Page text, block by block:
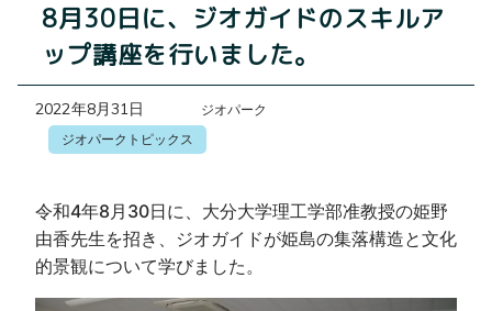
8月30日に、ジオガイドのスキルア
ップ講座を行いました。
2022年8月31日
ジオパーク
ジオパークトピックス
令和4年8月30日に、大分大学理工学部准教授の姫野
由香先生を招き、ジオガイドが姫島の集落構造と文化
的景観について学びました。